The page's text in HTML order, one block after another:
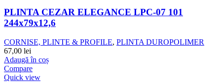
PLINTA CEZAR ELEGANCE LPC-07 101
244x79x12,6
CORNISE, PLINTE & PROFILE, PLINTA DUROPOLIMER
67,00 lei
Adaugă în coș
Compare
Quick view